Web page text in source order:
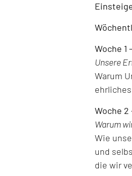
Woche 1
Unsere
Warum
Woche 2
Warum
Wie
und
die wir